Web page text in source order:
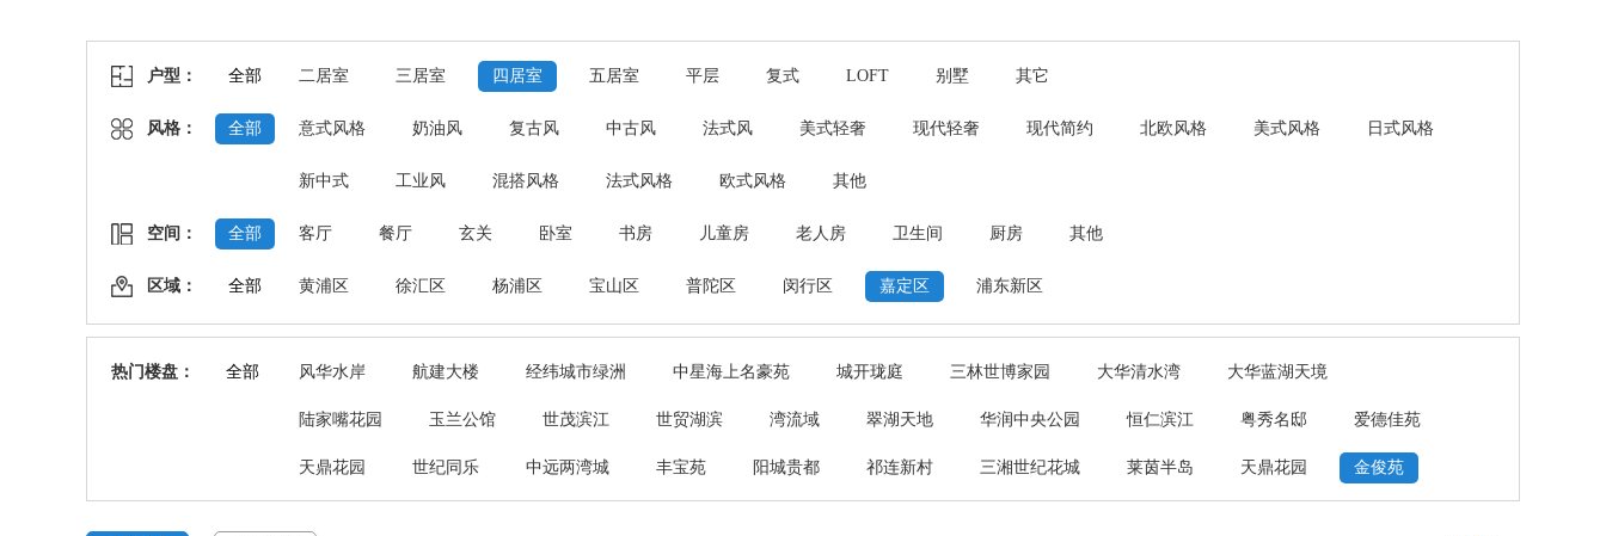
户型： 全部 二居室 三居室 四居室 五居室 平层 复式 LOFT 别墅 其它
风格： 全部 意式风格 奶油风 复古风 中古风 法式风 美式轻奢 现代轻奢 现代简约 北欧风格 美式风格 日式风格
新中式 工业风 混搭风格 法式风格 欧式风格 其他
空间： 全部 客厅 餐厅 玄关 卧室 书房 儿童房 老人房 卫生间 厨房 其他
区域： 全部 黄浦区 徐汇区 杨浦区 宝山区 普陀区 闵行区 嘉定区 浦东新区
热门楼盘： 全部 风华水岸 航建大楼 经纬城市绿洲 中星海上名豪苑 城开珑庭 三林世博家园 大华清水湾 大华蓝湖天境
陆家嘴花园 玉兰公馆 世茂滨江 世贸湖滨 湾流域 翠湖天地 华润中央公园 恒仁滨江 粤秀名邸 爱德佳苑
天鼎花园 世纪同乐 中远两湾城 丰宝苑 阳城贵都 祁连新村 三湘世纪花城 莱茵半岛 天鼎花园 金俊苑